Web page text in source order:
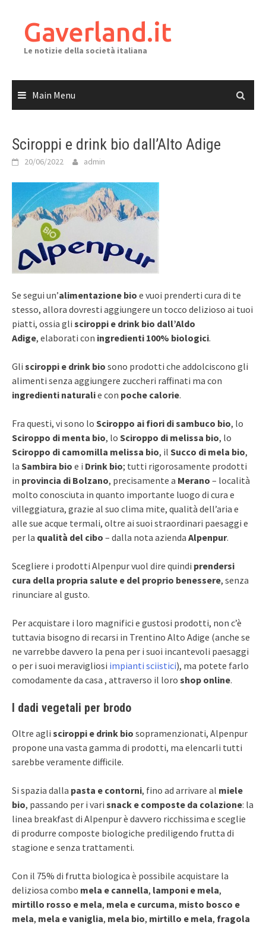
contentGaverland.it
Le notizie della società italiana
Main Menu
Sciroppi e drink bio dall’Alto Adige
20/06/2022 admin
Se segui un’alimentazione bio e vuoi prenderti cura di te
stesso, allora dovresti aggiungere un tocco delizioso ai tuoi
piatti, ossia gli sciroppi e drink bio dall’Aldo
Adige, elaborati con ingredienti 100% biologici.
Gli sciroppi e drink bio sono prodotti che addolciscono gli
alimenti senza aggiungere zuccheri raffinati ma con
ingredienti naturalie con poche calorie.
Fra questi, vi sono lo Sciroppo ai fiori di sambuco bio, lo
Sciroppo di menta bio, lo Sciroppo di melissa bio, lo
Sciroppo di camomilla melissa bio, il Succo di mela bio,
la Sambira bio e i Drink bio; tutti rigorosamente prodotti
in provincia di Bolzano, precisamente a Merano – località
molto conosciuta in quanto importante luogo di cura e
villeggiatura, grazie al suo clima mite, qualità dell’aria e
alle sue acque termali, oltre ai suoi straordinari paesaggi e
per la qualità del cibo – dalla nota azienda Alpenpur.
Scegliere i prodotti Alpenpur vuol dire quindi prendersi
cura della propria salute e del proprio benessere, senza
rinunciare al gusto.
Per acquistare i loro magnifici e gustosi prodotti, non c’è
tuttavia bisogno di recarsi in Trentino Alto Adige (anche se
ne varrebbe davvero la pena per i suoi incantevoli paesaggi
o per i suoi meravigliosi impianti sciistici), ma potete farlo
comodamente da casa , attraverso il loro shop online.
I dadi vegetali per brodo
Oltre agli sciroppi e drink bio sopramenzionati, Alpenpur
propone una vasta gamma di prodotti, ma elencarli tutti
sarebbe veramente difficile.
Si spazia dalla pasta e contorni, fino ad arrivare al miele
bio, passando per i vari snack e composte da colazione: la
linea breakfast di Alpenpur è davvero ricchissima e sceglie
di produrre composte biologiche prediligendo frutta di
stagione e senza trattamenti.
Con il 75% di frutta biologica è possibile acquistare la
deliziosa combo mela e cannella, lamponi e mela,
mirtillo rosso e mela, mela e curcuma, misto bosco e
mela, mela e vaniglia, mela bio, mirtillo e mela, fragola